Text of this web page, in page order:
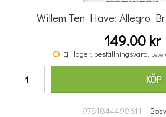
Music Flash Cards
Willem Ten Have: Allegro
149.00 kr
Ej i lager, beställningsvara.
KÖP
9781844498611 -